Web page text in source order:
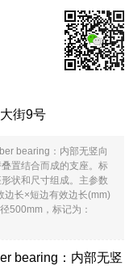
街9号
bearing：内部无竖向
置结合而成的支座。标
状和尺寸组成。主参数
边长×短边有效边长(mm)
500mm，标记为：
bearing：内部无竖